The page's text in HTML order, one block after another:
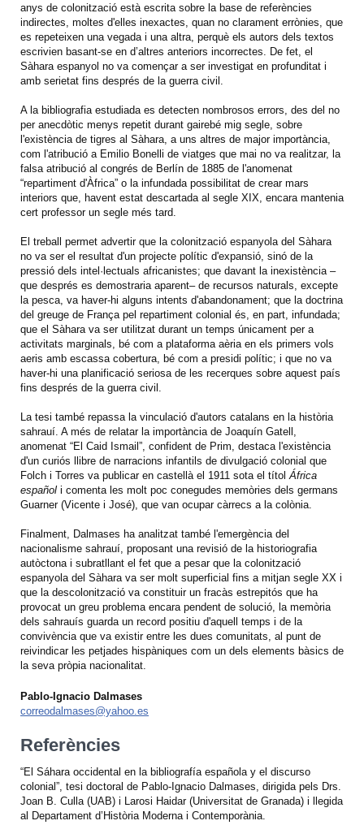
anys de colonització està escrita sobre la base de referències
indirectes, moltes d'elles inexactes, quan no clarament errònies, que
es repeteixen una vegada i una altra, perquè els autors dels textos
escrivien basant-se en d’altres anteriors incorrectes. De fet, el
Sàhara espanyol no va començar a ser investigat en profunditat i
amb serietat fins després de la guerra civil.
A la bibliografia estudiada es detecten nombrosos errors, des del no
per anecdòtic menys repetit durant gairebé mig segle, sobre
l'existència de tigres al Sàhara, a uns altres de major importància,
com l'atribució a Emilio Bonelli de viatges que mai no va realitzar, la
falsa atribució al congrés de Berlín de 1885 de l'anomenat
“repartiment d'Àfrica” o la infundada possibilitat de crear mars
interiors que, havent estat descartada al segle XIX, encara mantenia
cert professor un segle més tard.
El treball permet advertir que la colonització espanyola del Sàhara
no va ser el resultat d'un projecte polític d'expansió, sinó de la
pressió dels intel·lectuals africanistes; que davant la inexistència –
que després es demostraria aparent– de recursos naturals, excepte
la pesca, va haver-hi alguns intents d'abandonament; que la doctrina
del greuge de França pel repartiment colonial és, en part, infundada;
que el Sàhara va ser utilitzat durant un temps únicament per a
activitats marginals, bé com a plataforma aèria en els primers vols
aeris amb escassa cobertura, bé com a presidi polític; i que no va
haver-hi una planificació seriosa de les recerques sobre aquest país
fins després de la guerra civil.
La tesi també repassa la vinculació d'autors catalans en la història
sahrauí. A més de relatar la importància de Joaquín Gatell,
anomenat “El Caid Ismail”, confident de Prim, destaca l'existència
d'un curiós llibre de narracions infantils de divulgació colonial que
Folch i Torres va publicar en castellà el 1911 sota el títol África
español i comenta les molt poc conegudes memòries dels germans
Guarner (Vicente i José), que van ocupar càrrecs a la colònia.
Finalment, Dalmases ha analitzat també l'emergència del
nacionalisme sahrauí, proposant una revisió de la historiografia
autòctona i subratllant el fet que a pesar que la colonització
espanyola del Sàhara va ser molt superficial fins a mitjan segle XX i
que la descolonització va constituir un fracàs estrepitós que ha
provocat un greu problema encara pendent de solució, la memòria
dels sahrauís guarda un record positiu d'aquell temps i de la
convivència que va existir entre les dues comunitats, al punt de
reivindicar les petjades hispàniques com un dels elements bàsics de
la seva pròpia nacionalitat.
Pablo-Ignacio Dalmases
correodalmases@yahoo.es
Referències
“El Sáhara occidental en la bibliografía española y el discurso
colonial”, tesi doctoral de Pablo-Ignacio Dalmases, dirigida pels Drs.
Joan B. Culla (UAB) i Larosi Haidar (Universitat de Granada) i llegida
al Departament d’Història Moderna i Contemporània.